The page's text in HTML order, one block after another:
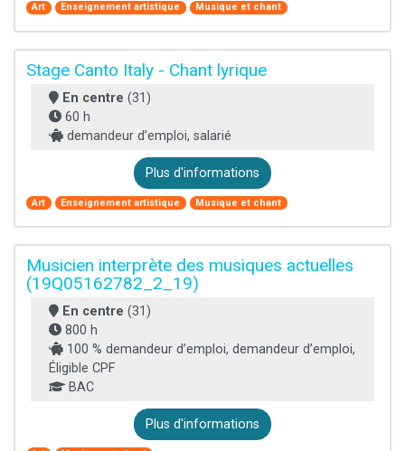
Art Enseignement artistique Musique et chant
Stage Canto Italy - Chant lyrique
En centre (31)
60 h
demandeur d’emploi, salarié
Plus d'informations
Art Enseignement artistique Musique et chant
Musicien interprète des musiques actuelles
(19Q05162782_2_19)
En centre (31)
800 h
100 % demandeur d’emploi, demandeur d’emploi,
Éligible CPF
BAC
Plus d'informations